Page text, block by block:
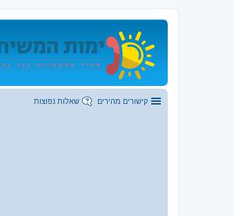
קישורים מהירים שאלות נפוצות